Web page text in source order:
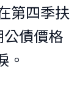
第四季扶
債價格
。